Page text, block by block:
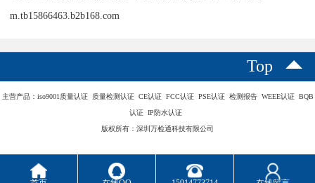
m.tb15866463.b2b168.com
Top
主营产品：iso9001质量认证 质量检测认证 CE认证 FCC认证 PSE认证 检测报告 WEEE认证 BQB
认证 IP防水认证
版权所有：深圳万检通科技有限公司